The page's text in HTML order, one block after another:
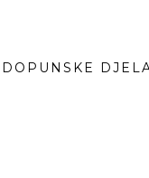
DOPUNSKE